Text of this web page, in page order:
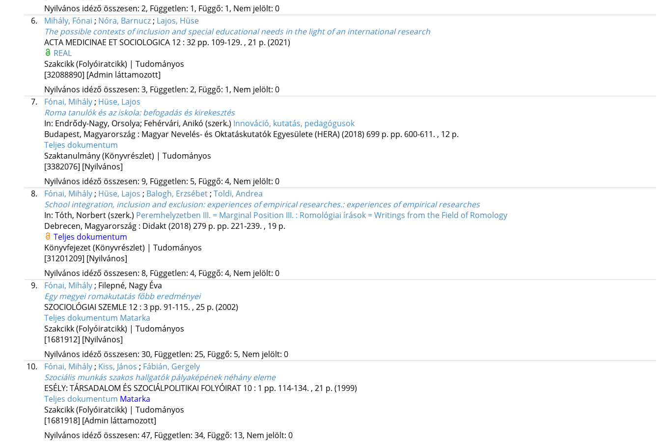
Nyilvános idéző összesen: 2, Független: 1, Függő: 1, Nem jelölt: 0
6.
Mihály, Fónai ; Nóra, Barnucz; Lajos, Hüse
The possible contexts of inclusion and special educational needs in the light of an international research
ACTA MEDICINAE ET SOCIOLOGICA 12: 32 pp. 109-129. , 21 p. (2021)
REAL
Szakcikk (Folyóiratcikk) | Tudományos
[32088890] [Admin láttamozott]
Nyilvános idéző összesen: 3, Független: 2, Függő: 1, Nem jelölt: 0
7.
Fónai, Mihály; Hüse, Lajos
Roma tanulók és az iskola: befogadás és kirekesztés
In: Endrődy-Nagy, Orsolya; Fehérvári, Anikó (szerk.) Innováció, kutatás, pedagógusok
Budapest, Magyarország : Magyar Nevelés- és Oktatáskutatók Egyesülete (HERA) (2018) 699 p. pp. 600-611. , 12 p.
Teljes dokumentum
Szaktanulmány (Könyvrészlet) | Tudományos
[3382076] [Nyilvános]
Nyilvános idéző összesen: 9, Független: 5, Függő: 4, Nem jelölt: 0
8.
Fónai, Mihály; Hüse, Lajos ; Balogh, Erzsébet; Toldi, Andrea
School integration, inclusion and exclusion: experiences of empirical researches.: experiences of empirical researches
In: Tóth, Norbert (szerk.) Peremhelyzetben III. = Marginal Position III. : Romológiai írások = Writings from the Field of Romology
Debrecen, Magyarország : Didakt(2018) 279 p. pp. 221-239. , 19 p.
Teljes dokumentum
Könyvfejezet (Könyvrészlet) | Tudományos
[31201209] [Nyilvános]
Nyilvános idéző összesen: 8, Független: 4, Függő: 4, Nem jelölt: 0
9.
Fónai, Mihály; Filepné, Nagy Éva
Egy megyei romakutatás főbb eredményei
SZOCIOLÓGIAI SZEMLE 12: 3 pp. 91-115. , 25 p. (2002)
Teljes dokumentum Matarka
Szakcikk (Folyóiratcikk) | Tudományos
[1681912] [Nyilvános]
Nyilvános idéző összesen: 30, Független: 25, Függő: 5, Nem jelölt: 0
10.
Fónai, Mihály; Kiss, János ; Fábián, Gergely
Szociális munkás szakos hallgatók pályaképének néhány eleme
ESÉLY: TÁRSADALOM ÉS SZOCIÁLPOLITIKAI FOLYÓIRAT 10: 1 pp. 114-134. , 21 p. (1999)
Teljes dokumentum Matarka
Szakcikk (Folyóiratcikk) | Tudományos
[1681918] [Admin láttamozott]
Nyilvános idéző összesen: 47, Független: 34, Függő: 13, Nem jelölt: 0